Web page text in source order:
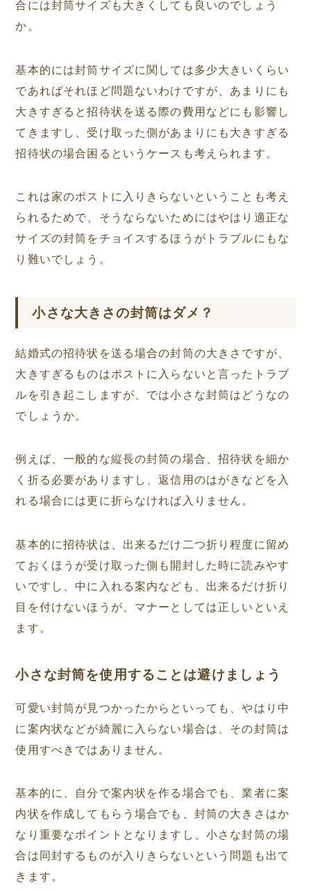
合には封筒サイズも大きくしても良いのでしょう
か。
基本的には封筒サイズに関しては多少大きいくらい
であればそれほど問題ないわけですが、あまりにも
大きすぎると招待状を送る際の費用などにも影響し
てきますし、受け取った側があまりにも大きすぎる
招待状の場合困るというケースも考えられます。
これは家のポストに入りきらないということも考え
られるためで、そうならないためにはやはり適正な
サイズの封筒をチョイスするほうがトラブルにもな
り難いでしょう。
小さな大きさの封筒はダメ？
結婚式の招待状を送る場合の封筒の大きさですが、
大きすぎるものはポストに入らないと言ったトラブ
ルを引き起こしますが、では小さな封筒はどうなの
でしょうか。
例えば、一般的な縦長の封筒の場合、招待状を細か
く折る必要がありますし、返信用のはがきなどを入
れる場合には更に折らなければ入りません。
基本的に招待状は、出来るだけ二つ折り程度に留め
ておくほうが受け取った側も開封した時に読みやす
いですし、中に入れる案内なども、出来るだけ折り
目を付けないほうが、マナーとしては正しいといえ
ます。
小さな封筒を使用することは避けましょう
可愛い封筒が見つかったからといっても、やはり中
に案内状などが綺麗に入らない場合は、その封筒は
使用すべきではありません。
基本的に、自分で案内状を作る場合でも、業者に案
内状を作成してもらう場合でも、封筒の大きさはか
なり重要なポイントとなりますし、小さな封筒の場
合は同封するものが入りきらないという問題も出て
きます。